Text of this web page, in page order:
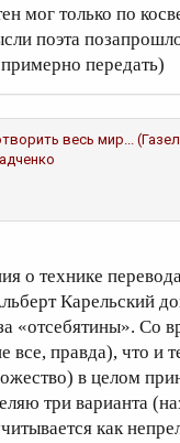
мог только по
поэта
передать)
весь мир...
о технике
Карельский
«отсебятины». Со
правда), что и
в целом
три варианта
как